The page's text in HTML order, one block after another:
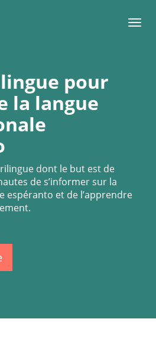
pour
la langue
dont le but est de
de s’informer sur la
espéranto et de l’apprendre